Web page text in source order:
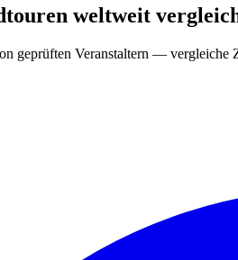
weltweit
geprüften Veranstaltern — vergleiche